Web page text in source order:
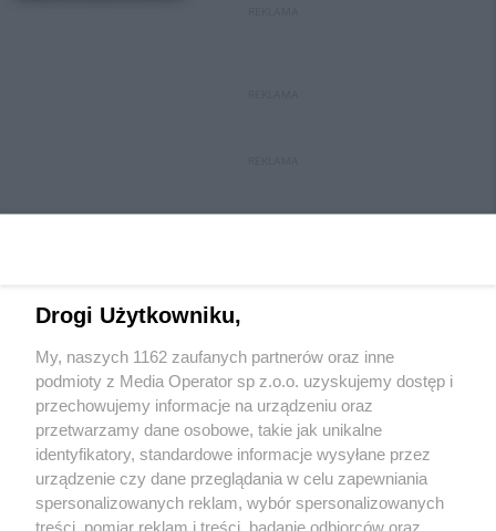
Wydawca mediówlokalnych
Nie zapomnij
Drogi Użytkowniku,
My, naszych 1162 zaufanych partnerów oraz inne
podmioty z Media Operator sp z.o.o. uzyskujemy dostęp i
przechowujemy informacje na urządzeniu oraz
przetwarzamy dane osobowe, takie jak unikalne
identyfikatory, standardowe informacje wysyłane przez
urządzenie czy dane przeglądania w celu zapewniania
spersonalizowanych reklam, wybór spersonalizowanych
treści, pomiar reklam i treści, badanie odbiorców oraz